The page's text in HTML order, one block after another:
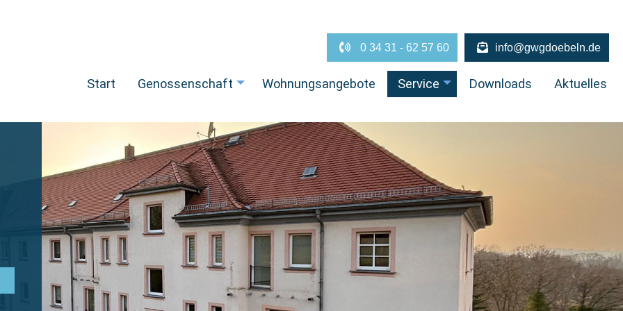
0 34 31 - 62 57 60 info@gwgdoebeln.de
Start Genossenschaft Wohnungsangebote Service Downloads Aktuelles